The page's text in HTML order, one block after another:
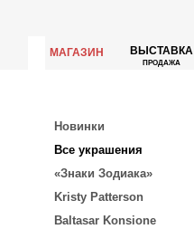
МАГАЗИН ВЫСТАВКА
ПРОДАЖА
Новинки
Все украшения
«Знаки Зодиака»
Kristy Patterson
Baltasar Konsione